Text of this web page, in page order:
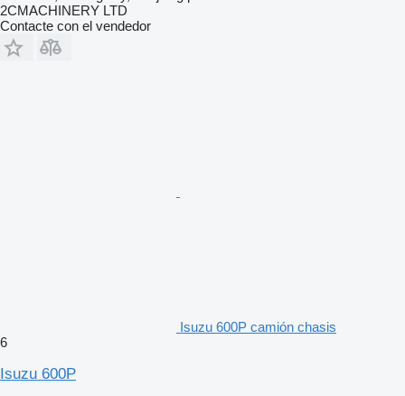
2CMACHINERY LTD
Contacte con el vendedor
Isuzu 600P camión chasis
6
Isuzu 600P